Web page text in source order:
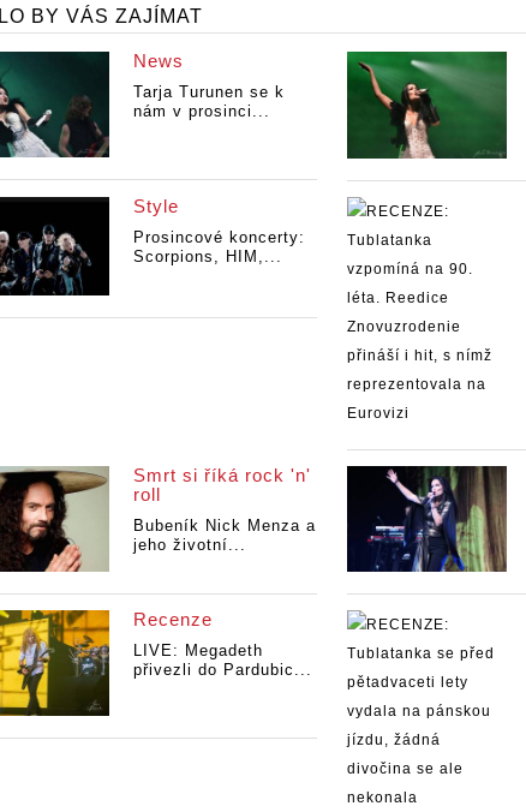
BY VÁS ZAJÍMAT
News
Tarja Turunen se k
nám v prosinci...
Style
Prosincové koncerty:
Scorpions, HIM,...
Smrt si říká rock 'n'
roll
Bubeník Nick Menza a
jeho životní...
Recenze
LIVE: Megadeth
přivezli do Pardubic...